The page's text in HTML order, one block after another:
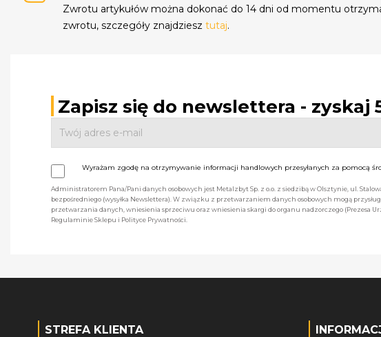
Zwrotu artykułów można dokonać do 14 dni od momentu
zwrotu, szczegóły znajdziesztutaj.
Zapisz się do newslettera - zyskaj
Wyrażam zgodę na otrzymywanie informacji handlowych przesyłanych za pomocą
Administratorem Pana/Pani danych osobowych jest Metalzbyt Sp. z o.o. z siedzibą w Olsztynie, ul.
bezpośredniego (wysyłka Newslettera). W związku z przetwarzaniem danych osobowych mogą
przetwarzania danych, wniesienia sprzeciwu oraz wniesienia skargi do organu nadzorczego (Prezesa
Regulaminie Sklepu i Polityce Prywatności.
STREFA KLIENTA